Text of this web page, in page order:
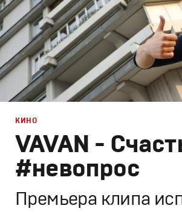
VAVAN -
#невопрос
Премьера клипа
КИНО